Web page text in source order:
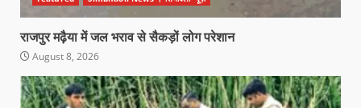
राजपुर मढ़ैया में जल भराव से सैकड़ों लोग परेशान
August 8, 2026